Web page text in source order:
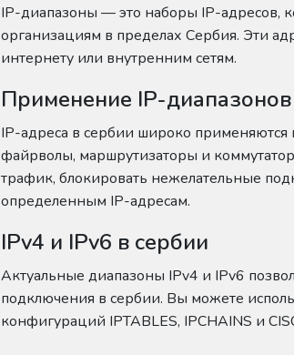
IP-диапазоны — это наборы IP-адресов,
организациям в пределах Сербия. Эти
интернету или внутренним сетям.
Применение IP-
IP-адреса в сербии широко применяются
файрволы, маршрутизаторы и
трафик, блокировать нежелательные
определенным IP-адресам.
IPv4 и IPv6 в сербии
Актуальные диапазоны IPv4 и IPv6
подключения в сербии. Вы можете
конфигураций IPTABLES, IPCHAINS и